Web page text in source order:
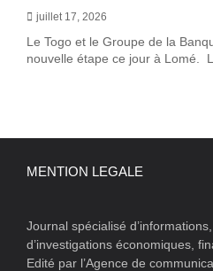
juillet 17, 2026
Le Togo et le Groupe de la
nouvelle étape ce jour à Lomé.
MENTION LEGALE
Journal spécialisé
d’investigations économiques,
Edité par l’Agence de